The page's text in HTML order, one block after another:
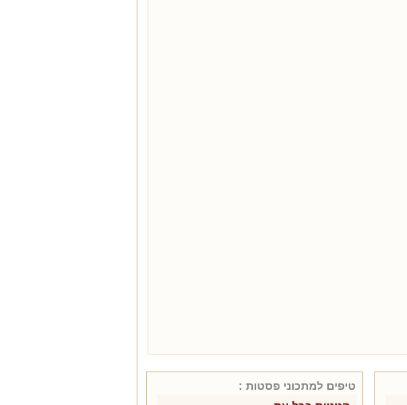
טיפים למתכוני פסטות :